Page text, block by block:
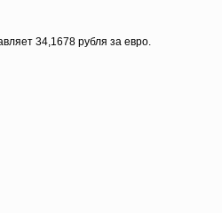
34,1678 рубля за евро.